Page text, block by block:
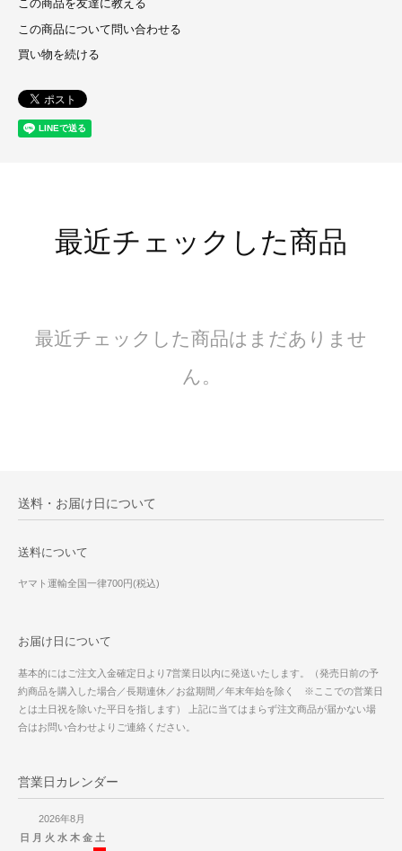
この商品を友達に教える
この商品について問い合わせる
買い物を続ける
最近チェックした商品
最近チェックした商品はまだありませ
ん。
送料・お届け日について
送料について
ヤマト運輸全国一律700円(税込)
お届け日について
基本的にはご注文入金確定日より7営業日以内に発送いたします。（発売日前の予
約商品を購入した場合／長期連休／お盆期間／年末年始を除く ※ここでの営業日
とは土日祝を除いた平日を指します） 上記に当てはまらず注文商品が届かない場
合はお問い合わせよりご連絡ください。
営業日カレンダー
2026年8月
日 月 火 水 木 金 土